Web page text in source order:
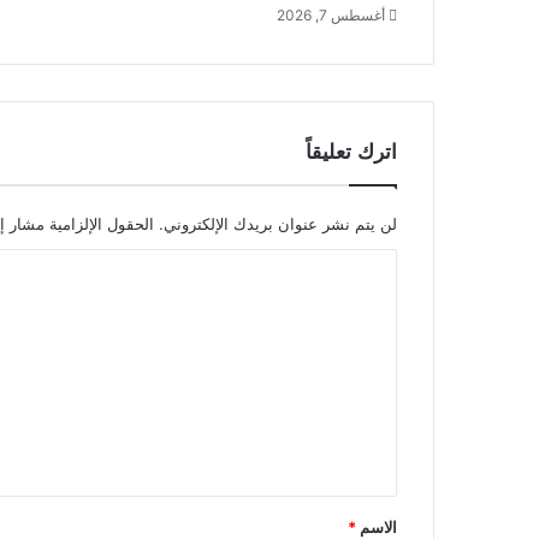
أغسطس 7, 2026
اترك تعليقاً
لن يتم نشر عنوان بريدك الإلكتروني. الحقول الإلزامية مشار
*
الاسم *